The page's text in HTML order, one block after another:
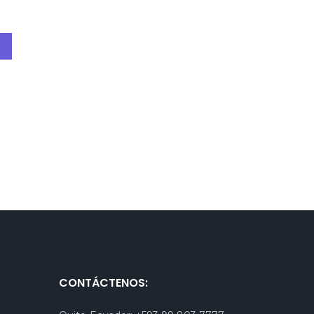
CONTÁCTENOS: